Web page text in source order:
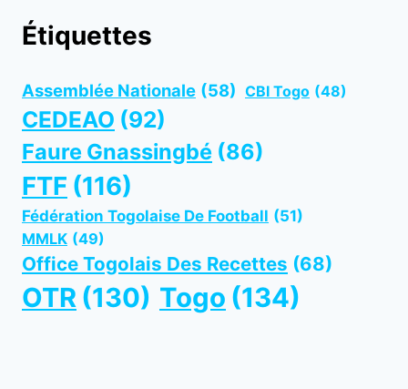
Étiquettes
Assemblée Nationale (58) CBI Togo (48)
CEDEAO (92)
Faure Gnassingbé (86)
FTF (116)
Fédération Togolaise De Football (51)
MMLK (49)
Office Togolais Des Recettes (68)
OTR (130) Togo (134)